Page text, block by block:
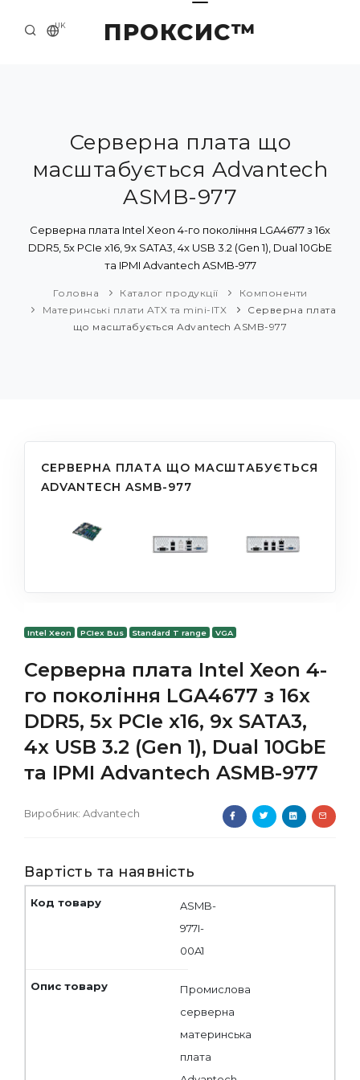
ПРОКСИС™
UK
ПРО НАС
ПРИКЛАДИ ТА РІШЕННЯ
КАТАЛОГ ПРОДУКЦІЇ
НОВИНИ
Серверна плата що
масштабується Advantech
ASMB-977
Серверна плата Intel Xeon 4-го покоління LGA4677 з 16x
DDR5, 5x PCIe x16, 9x SATA3, 4x USB 3.2 (Gen 1), Dual 10GbE
та IPMI Advantech ASMB-977
Головна Каталог продукції
Компоненти
Материнські плати ATX та mini-ITX
Серверна плата
що масштабується Advantech ASMB-977
СЕРВЕРНА ПЛАТА ЩО МАСШТАБУЄТЬСЯ
ADVANTECH ASMB-977
Intel Xeon PCIex Bus Standard T range VGA
Серверна плата Intel Xeon 4-
го покоління LGA4677 з 16x
DDR5, 5x PCIe x16, 9x SATA3,
4x USB 3.2 (Gen 1), Dual 10GbE
та IPMI Advantech ASMB-977
Виробник: Advantech
Вартість та наявність
ASMB-
977I-
00A1
Промислова
серверна
материнська
плата